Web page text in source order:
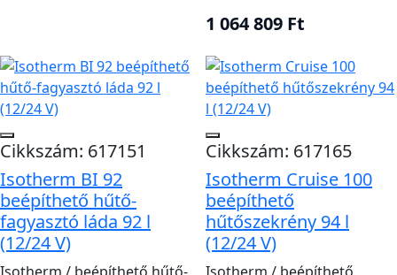
1 064 809 Ft
Cikkszám: 617151
Isotherm BI 92
beépíthető hűtő-
fagyasztó láda 92 l
(12/24 V)
Cikkszám: 617165
Isotherm Cruise 100
beépíthető
hűtőszekrény 94 l
(12/24 V)